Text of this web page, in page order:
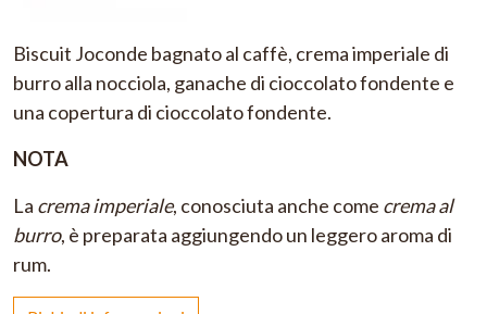
Biscuit Joconde bagnato al caffè, crema imperiale di
burro alla nocciola, ganache di cioccolato fondente e
una copertura di cioccolato fondente.
NOTA
La crema imperiale, conosciuta anche come crema al
burro, è preparata aggiungendo un leggero aroma di
rum.